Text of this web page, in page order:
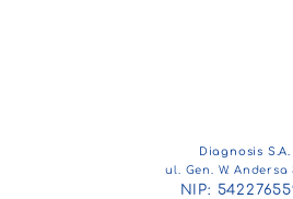
Diagnosis S.A.
ul. Gen. W. Andersa
NIP: